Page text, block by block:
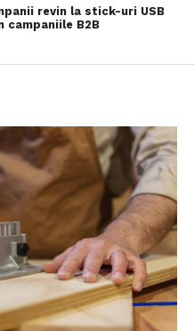
revin la stick-uri USB
campaniile B2B